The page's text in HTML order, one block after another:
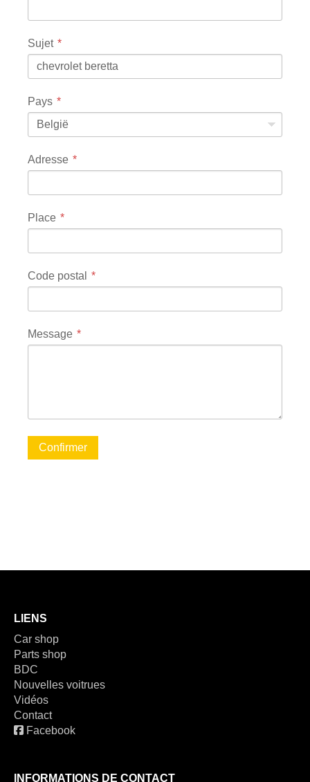
Sujet
Pays
België
Adresse
Place
Code postal
Message
Confirmer
LIENS
Car shop
Parts shop
BDC
Nouvelles voitrues
Vidéos
Contact
Facebook
INFORMATIONS DE CONTACT